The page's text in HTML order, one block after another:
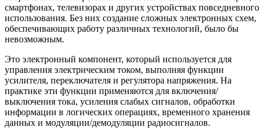
смартфонах, телевизорах и других устройствах повседневного
использования. Без них создание сложных электронных схем,
обеспечивающих работу различных технологий, было бы
невозможным.
Это электронный компонент, который используется для
управления электрическим током, выполняя функции
усилителя, переключателя и регулятора напряжения. На
практике эти функции применяются для включения/
выключения тока, усиления слабых сигналов, обработки
информации в логических операциях, временного хранения
данных и модуляции/демодуляции радиосигналов.